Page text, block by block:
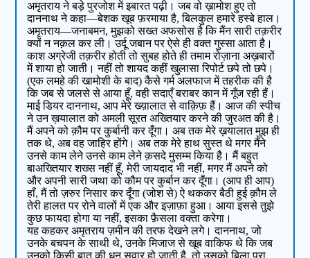
अमृतराय ने बड़े पुरजोश में इबारत पढ़ी। जब वो ख़ामोश हुए तो
दाननाथ ने कहा—बेशक खूब फ़रमाया है, बिलकुल हमारे हस्बे हाल।
अमृतराय—जनाबमन, मुझको सख्त अफसोस है कि मैंन सारी तक़रीर
क्यों न नक़ल कर ली। उर्दू जबान पर ऐसे ही वक्त गुस्सा आता है।
काश अग्रेजी तक़रीर होती तो सुबह होते ही तमाम रोज़ाना अख़बारों
में शाया हो जाती। नहीं तो शायद कहीं खुलासा रिपोर्ट छपे तो छपे।
(एक लमहे की खामोशी के बाद) कैसे गर्म अलफाज में तहरीक की है
कि जब से जलसे से आया हूँ, वही सदाएँ बराबर कान में गूँज रही हैं।
माई डियर दाननाथ, आप मेरे ख्य़ालात से वाक़िफ़ हैं। आज की स्पीच
ने उन ख़यालात को अमली सूरत अख्तियार करने की जुरअत की है।
मैं अपने को क़ौम पर कुर्बानी कर दूँगा। अब तक मेरे ख़यालात मुझ ही
तक थे, अब वह जाहिर होंगे। अब तक मेरे हाथ सुस्त थे मगर मैंने
उनसे काम लेने उनसे काम लेने क़सदे मुसम्म किया है। मैं बहुत
बाअख्तियार शख्स नहीं हूँ, मेरी जायदाद भी नहीं, मगर मैं अपने को
और अपनी सारी जथा को कौम पर कुर्बान कर दूँगा। (आप ही आप)
हाँ, मैं तो ज़रुर निसार कर दूँगा (जोश से) ऐ थककर बैठी हुई क़ौम ले
तेरी हालत पर रोने वालों में एक और इज़ाफ़ा हुआ। आया इससे तुझे
कुछ फायदा होगा या नहीं, इसका फ़ैसला वक्ता करेगा।
यह कहकर अमृतराय ज़मीन की तरफ देखने लगे। दाननाथ, जो
उनके बचपन के साथी थे, उनके मिजाज से खूब वाकिफ थे कि जब
उनको किसी बात की धुन सवार हो जाती है, तो उसको बिला पूरा